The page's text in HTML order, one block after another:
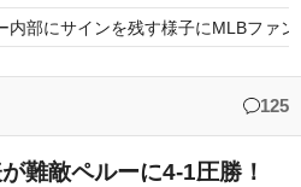
内部にサインを残す様子にMLBファ
世、ブライトン移籍が浮上！三笘薫
125
難敵ペルーに4-1圧勝！